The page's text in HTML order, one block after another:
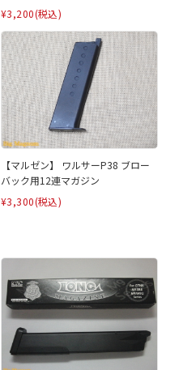
¥3,200(税込)
【マルゼン】 ワルサーP38 ブロー
バック用12連マガジン
¥3,300(税込)